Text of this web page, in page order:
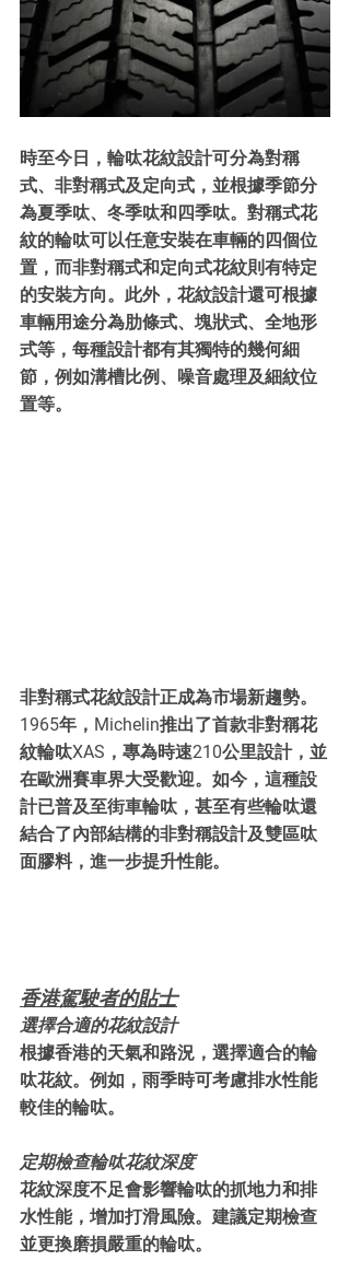
時至今日，輪呔花紋設計可分為對稱
式、非對稱式及定向式，並根據季節分
為夏季呔、冬季呔和四季呔。對稱式花
紋的輪呔可以任意安裝在車輛的四個位
置，而非對稱式和定向式花紋則有特定
的安裝方向。此外，花紋設計還可根據
車輛用途分為肋條式、塊狀式、全地形
式等，每種設計都有其獨特的幾何細
節，例如溝槽比例、噪音處理及細紋位
置等。
非對稱式花紋設計正成為市場新趨勢。
1965年，Michelin推出了首款非對稱花
紋輪呔XAS，專為時速210公里設計，並
在歐洲賽車界大受歡迎。如今，這種設
計已普及至街車輪呔，甚至有些輪呔還
結合了內部結構的非對稱設計及雙區呔
面膠料，進一步提升性能。
香港駕駛者的貼士
選擇合適的花紋設計
根據香港的天氣和路況，選擇適合的輪
呔花紋。例如，雨季時可考慮排水性能
較佳的輪呔。
定期檢查輪呔花紋深度
花紋深度不足會影響輪呔的抓地力和排
水性能，增加打滑風險。建議定期檢查
並更換磨損嚴重的輪呔。